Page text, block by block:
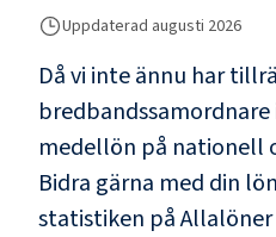
Uppdaterad augusti 2026
Då vi inte ännu har
bredbandssamordnare
medellön på nationell
Bidra gärna med din
statistiken på